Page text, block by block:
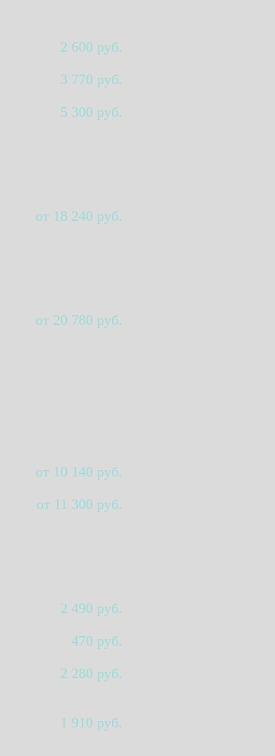
2 600 руб.
3 770 руб.
5 300 руб.
от 18 240 руб.
от 20 780 руб.
от 10 140 руб.
от 11 300 руб.
2 490 руб.
470 руб.
2 280 руб.
1 910 руб.